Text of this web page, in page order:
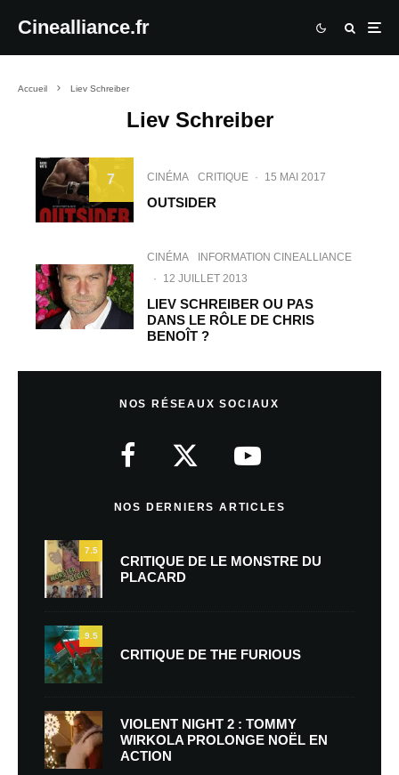
Cinealliance.fr
Accueil Liev Schreiber
Liev Schreiber
7 CINÉMA CRITIQUE · 15 MAI 2017
OUTSIDER
CINÉMA
INFORMATION CINEALLIANCE
·
12 JUILLET 2013
LIEV SCHREIBER OU PAS
DANS LE RÔLE DE CHRIS
BENOÎT ?
NOS RÉSEAUX SOCIAUX
NOS DERNIERS ARTICLES
7.5
CRITIQUE DE LE MONSTRE DU
PLACARD
9.5
CRITIQUE DE THE FURIOUS
VIOLENT NIGHT 2 : TOMMY
WIRKOLA PROLONGE NOËL EN
ACTION